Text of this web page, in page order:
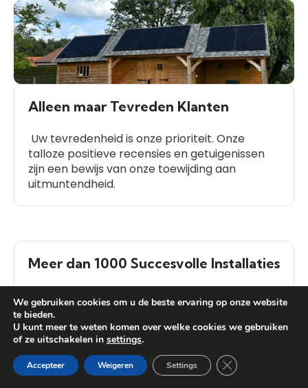
Alleen maar Tevreden Klanten
Uw tevredenheid is onze prioriteit. Onze
talloze positieve recensies en getuigenissen
zijn een bewijs van onze toewijding aan
uitmuntendheid.
Meer dan 1000 Succesvolle Installaties
We hebben meer dan 1000 succesvolle
installaties voltooid, wat getuigt van onze
ervaring en betrouwbaarheid in de branche.
We gebruiken cookies om u de beste ervaring op onze website
te bieden.
U kunt meer te weten komen over welke cookies we gebruiken
of ze uitschakelen in settings.
Accepteer Weigeren Settings Close GDPR